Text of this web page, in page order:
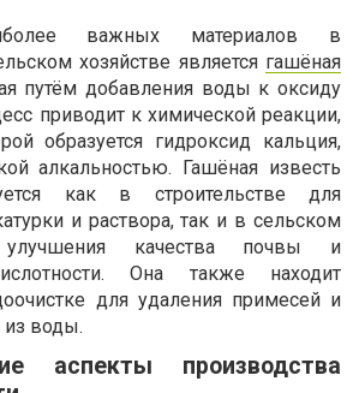
важных материалов в
хозяйстве является гашёная
путём добавления воды к оксиду
приводит к химической реакции,
образуется гидроксид кальция,
алкальностью. Гашёная известь
как в строительстве для
и раствора, так и в сельском
качества почвы и
Она также находит
для удаления примесей и
воды.
аспекты производства